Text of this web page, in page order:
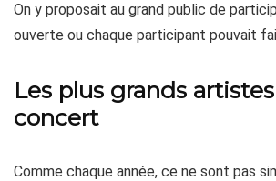
On y proposait au grand public de
ouverte ou chaque participant pouvait
Les plus grands
concert
Comme chaque année, ce ne sont pas